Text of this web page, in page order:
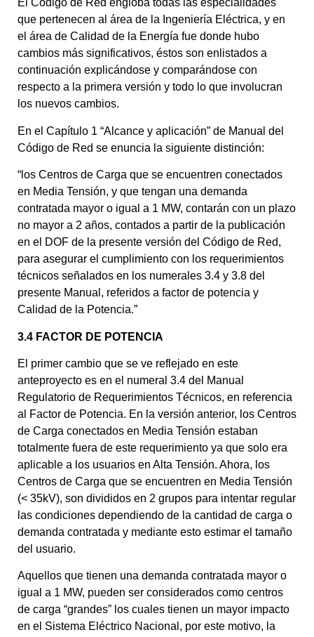
El Código de Red engloba todas las especialidades
que pertenecen al área de la Ingeniería Eléctrica, y en
el área de Calidad de la Energía fue donde hubo
cambios más significativos, éstos son enlistados a
continuación explicándose y comparándose con
respecto a la primera versión y todo lo que involucran
los nuevos cambios.
En el Capítulo 1 “Alcance y aplicación” de Manual del
Código de Red se enuncia la siguiente distinción:
“los Centros de Carga que se encuentren conectados
en Media Tensión, y que tengan una demanda
contratada mayor o igual a 1 MW, contarán con un plazo
no mayor a 2 años, contados a partir de la publicación
en el DOF de la presente versión del Código de Red,
para asegurar el cumplimiento con los requerimientos
técnicos señalados en los numerales 3.4 y 3.8 del
presente Manual, referidos a factor de potencia y
Calidad de la Potencia.”
3.4 FACTOR DE POTENCIA
El primer cambio que se ve reflejado en este
anteproyecto es en el numeral 3.4 del Manual
Regulatorio de Requerimientos Técnicos, en referencia
al Factor de Potencia. En la versión anterior, los Centros
de Carga conectados en Media Tensión estaban
totalmente fuera de este requerimiento ya que solo era
aplicable a los usuarios en Alta Tensión. Ahora, los
Centros de Carga que se encuentren en Media Tensión
(< 35kV), son divididos en 2 grupos para intentar regular
las condiciones dependiendo de la cantidad de carga o
demanda contratada y mediante esto estimar el tamaño
del usuario.
Aquellos que tienen una demanda contratada mayor o
igual a 1 MW, pueden ser considerados como centros
de carga “grandes” los cuales tienen un mayor impacto
en el Sistema Eléctrico Nacional, por este motivo, la